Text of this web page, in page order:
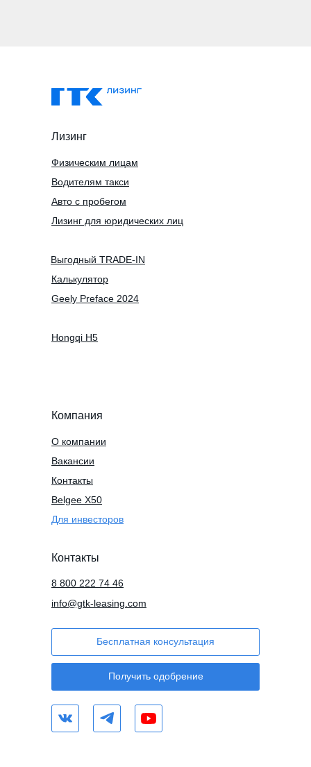
Компания
О компании
Вакансии
Контакты
Для инвесторов
Контакты
info@gtk-leasing.com
Бесплатная консультация
Лизинг
Водителям такси
Физическим лицам
Получить одобрение
Авто с пробегом
Belgee X50
Лизинг для юридических лиц
Калькулятор
Hongqi H5
8 800 222 74 46
Выгодный TRADE-IN
Geely Preface 2024